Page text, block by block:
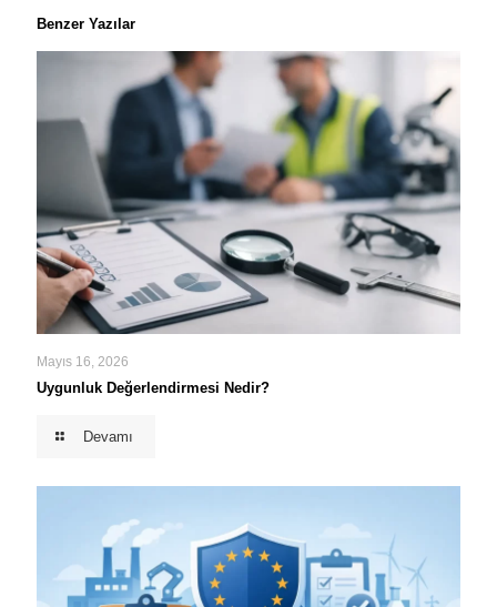
Benzer Yazılar
Mayıs 16, 2026
Uygunluk Değerlendirmesi Nedir?
Devamı